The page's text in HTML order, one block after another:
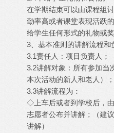
在学期结束可以由课程组
勤率高或者课堂表现活跃
给学生任何形式的礼物或奖
3、基本准则的讲解流程和
3.1责任人：项目负责人；
3.2讲解对象：所有参加当
本次活动的新人和老人）；
3.3讲解流程为：
◇上车后或者到学校后，
志愿者公布并讲解；（建
讲解）